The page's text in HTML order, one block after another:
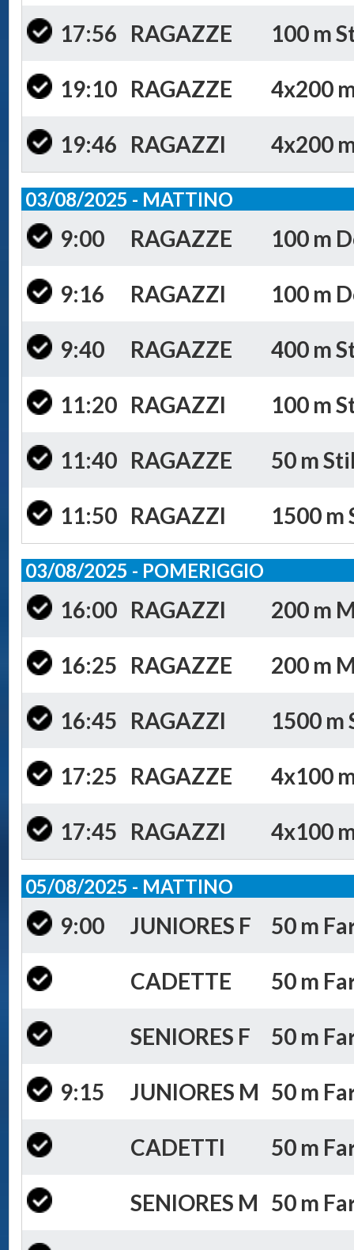
17:56 RAGAZZE 100 m
19:10 RAGAZZE 4x200
19:46 RAGAZZI 4x200
03/08/2025 - MATTINO
9:00 RAGAZZE 100 m
9:16 RAGAZZI 100 m
9:40 RAGAZZE 400 m
11:20 RAGAZZI 100 m
11:40 RAGAZZE 50 m
11:50 RAGAZZI 1500 m
03/08/2025 - POMERIGGIO
16:00 RAGAZZI 200 m
16:25 RAGAZZE 200 m
16:45 RAGAZZI 1500 m
17:25 RAGAZZE 4x100
17:45 RAGAZZI 4x100
05/08/2025 - MATTINO
9:00 JUNIORES F 50 m
CADETTE 50 m
SENIORES F 50 m
9:15 JUNIORES M 50 m
CADETTI 50 m
SENIORES M 50 m